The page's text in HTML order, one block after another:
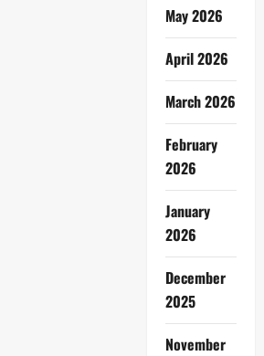
May 2026
April 2026
March 2026
February
2026
January
2026
December
2025
November